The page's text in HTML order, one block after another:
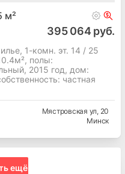
м²
395 064 руб.
1-комн. эт. 14 / 25
полы:
2015 год, дом:
частная
Мястровская ул, 20
Минск
ещё